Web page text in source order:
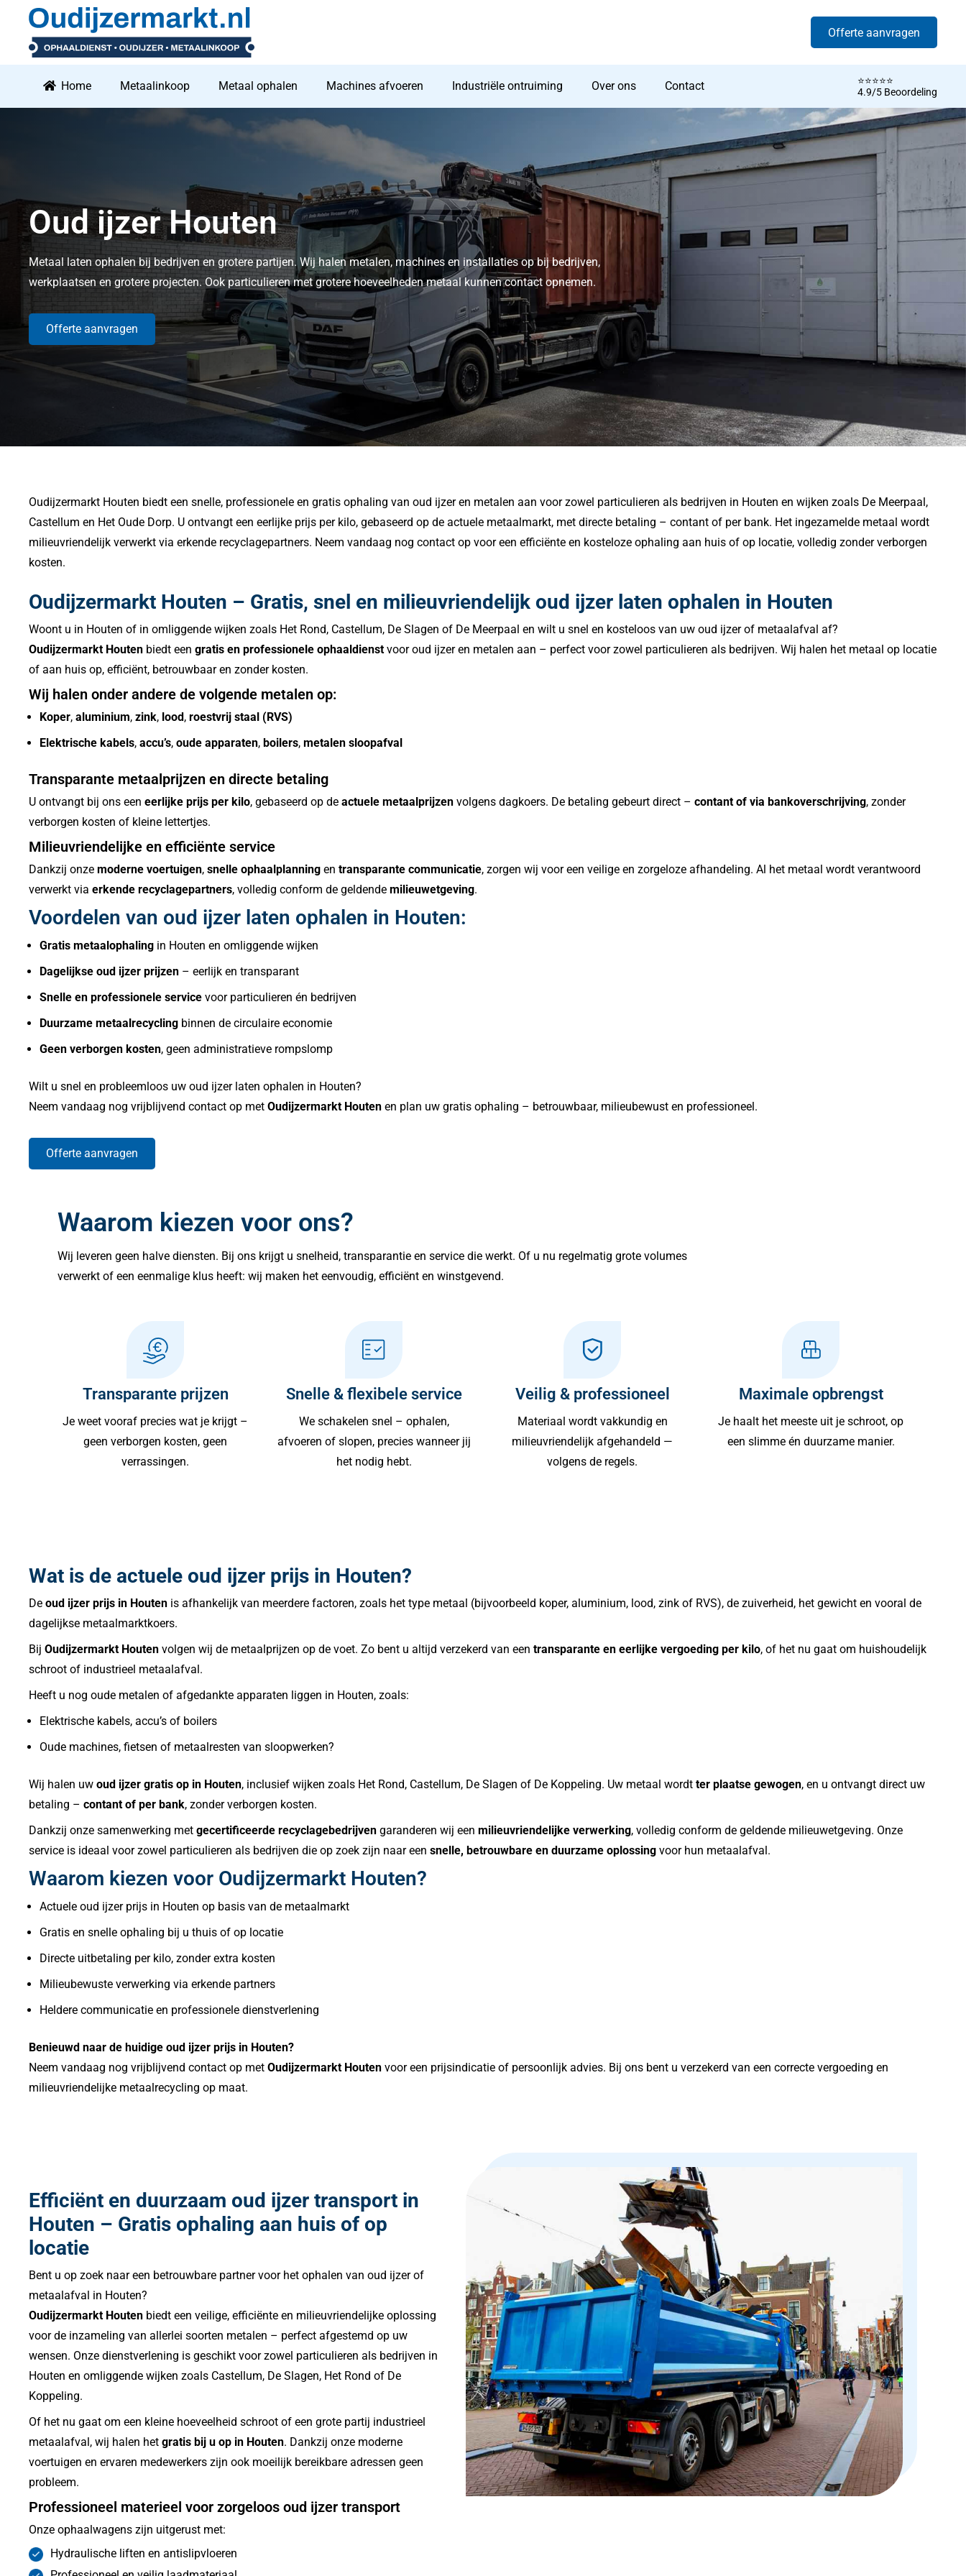
Offerte aanvragen
Home Metaalinkoop Metaal ophalen Machines afvoeren Industriële ontruiming Over ons Contact
⭐️⭐️⭐️⭐️⭐️
4.9/5 Beoordeling
Oud ijzer Houten
Metaal laten ophalen bij bedrijven en grotere partijen. Wij halen metalen, machines en installaties op bij bedrijven,
werkplaatsen en grotere projecten. Ook particulieren met grotere hoeveelheden metaal kunnen contact opnemen.
Offerte aanvragen
Oudijzermarkt Houten biedt een snelle, professionele en gratis ophaling van oud ijzer en metalen aan voor zowel particulieren als bedrijven in Houten en wijken zoals De Meerpaal,
Castellum en Het Oude Dorp. U ontvangt een eerlijke prijs per kilo, gebaseerd op de actuele metaalmarkt, met directe betaling – contant of per bank. Het ingezamelde metaal wordt
milieuvriendelijk verwerkt via erkende recyclagepartners. Neem vandaag nog contact op voor een efficiënte en kosteloze ophaling aan huis of op locatie, volledig zonder verborgen
kosten.
Oudijzermarkt Houten – Gratis, snel en milieuvriendelijk oud ijzer laten ophalen in Houten
Woont u in Houten of in omliggende wijken zoals Het Rond, Castellum, De Slagen of De Meerpaal en wilt u snel en kosteloos van uw oud ijzer of metaalafval af?
Oudijzermarkt Houten biedt een gratis en professionele ophaaldienst voor oud ijzer en metalen aan – perfect voor zowel particulieren als bedrijven. Wij halen het metaal op locatie
of aan huis op, efficiënt, betrouwbaar en zonder kosten.
Wij halen onder andere de volgende metalen op:
Koper, aluminium, zink, lood , roestvrij staal (RVS)
Elektrische kabels, accu’s, oude apparaten, boilers, metalen sloopafval
Transparante metaalprijzen en directe betaling
U ontvangt bij ons een eerlijke prijs per kilo, gebaseerd op de actuele metaalprijzen volgens dagkoers. De betaling gebeurt direct – contant of via bankoverschrijving, zonder
verborgen kosten of kleine lettertjes.
Milieuvriendelijke en efficiënte service
Dankzij onze moderne voertuigen, snelle ophaalplanning en transparante communicatie, zorgen wij voor een veilige en zorgeloze afhandeling. Al het metaal wordt verantwoord
verwerkt via erkende recyclagepartners, volledig conform de geldende milieuwetgeving.
Voordelen van oud ijzer laten ophalen in Houten:
Gratis metaalophaling in Houten en omliggende wijken
Dagelijkse oud ijzer prijzen – eerlijk en transparant
Snelle en professionele service voor particulieren én bedrijven
Duurzame metaalrecycling binnen de circulaire economie
Geen verborgen kosten, geen administratieve rompslomp
Wilt u snel en probleemloos uw oud ijzer laten ophalen in Houten?
Neem vandaag nog vrijblijvend contact op met Oudijzermarkt Houten en plan uw gratis ophaling – betrouwbaar, milieubewust en professioneel.
Offerte aanvragen
Waarom kiezen voor ons?
Wij leveren geen halve diensten. Bij ons krijgt u snelheid, transparantie en service die werkt. Of u nu regelmatig grote volumes
verwerkt of een eenmalige klus heeft: wij maken het eenvoudig, efficiënt en winstgevend.
Transparante prijzen
Je weet vooraf precies wat je krijgt –
geen verborgen kosten, geen
verrassingen.
Snelle & flexibele service
We schakelen snel – ophalen,
afvoeren of slopen, precies wanneer jij
het nodig hebt.
Veilig & professioneel
Materiaal wordt vakkundig en
milieuvriendelijk afgehandeld —
volgens de regels.
Maximale opbrengst
Je haalt het meeste uit je schroot, op
een slimme én duurzame manier.
Wat is de actuele oud ijzer prijs in Houten?
De oud ijzer prijs in Houten is afhankelijk van meerdere factoren, zoals het type metaal (bijvoorbeeld koper, aluminium, lood, zink of RVS), de zuiverheid, het gewicht en vooral de
dagelijkse metaalmarktkoers.
Bij Oudijzermarkt Houten volgen wij de metaalprijzen op de voet. Zo bent u altijd verzekerd van een transparante en eerlijke vergoeding per kilo, of het nu gaat om huishoudelijk
schroot of industrieel metaalafval.
Heeft u nog oude metalen of afgedankte apparaten liggen in Houten, zoals:
Elektrische kabels, accu’s of boilers
Oude machines, fietsen of metaalresten van sloopwerken?
Wij halen uw oud ijzer gratis op in Houten, inclusief wijken zoals Het Rond, Castellum, De Slagen of De Koppeling. Uw metaal wordt ter plaatse gewogen, en u ontvangt direct uw
betaling – contant of per bank, zonder verborgen kosten.
Dankzij onze samenwerking met gecertificeerde recyclagebedrijven garanderen wij een milieuvriendelijke verwerking, volledig conform de geldende milieuwetgeving. Onze
service is ideaal voor zowel particulieren als bedrijven die op zoek zijn naar een snelle, betrouwbare en duurzame oplossing voor hun metaalafval.
Waarom kiezen voor Oudijzermarkt Houten?
Actuele oud ijzer prijs in Houten op basis van de metaalmarkt
Gratis en snelle ophaling bij u thuis of op locatie
Directe uitbetaling per kilo, zonder extra kosten
Milieubewuste verwerking via erkende partners
Heldere communicatie en professionele dienstverlening
Benieuwd naar de huidige oud ijzer prijs in Houten?
Neem vandaag nog vrijblijvend contact op met Oudijzermarkt Houten voor een prijsindicatie of persoonlijk advies. Bij ons bent u verzekerd van een correcte vergoeding en
milieuvriendelijke metaalrecycling op maat.
Efficiënt en duurzaam oud ijzer transport in
Houten – Gratis ophaling aan huis of op
locatie
Bent u op zoek naar een betrouwbare partner voor het ophalen van oud ijzer of
metaalafval in Houten?
Oudijzermarkt Houten biedt een veilige, efficiënte en milieuvriendelijke oplossing
voor de inzameling van allerlei soorten metalen – perfect afgestemd op uw
wensen. Onze dienstverlening is geschikt voor zowel particulieren als bedrijven in
Houten en omliggende wijken zoals Castellum, De Slagen, Het Rond of De
Koppeling.
Of het nu gaat om een kleine hoeveelheid schroot of een grote partij industrieel
metaalafval, wij halen het gratis bij u op in Houten. Dankzij onze moderne
voertuigen en ervaren medewerkers zijn ook moeilijk bereikbare adressen geen
probleem.
Professioneel materieel voor zorgeloos oud ijzer transport
Onze ophaalwagens zijn uitgerust met:
Hydraulische liften en antislipvloeren